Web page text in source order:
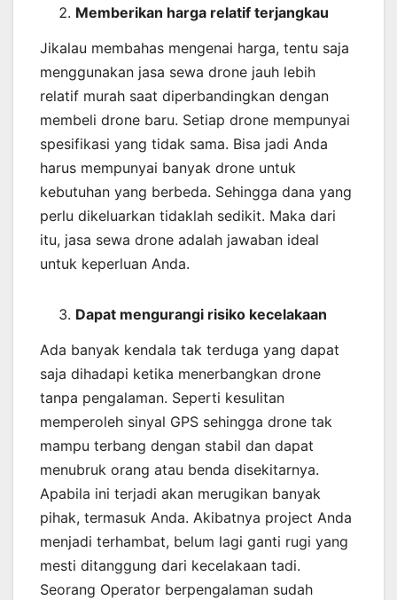
Memberikan harga relatif terjangkau
Jikalau membahas mengenai harga, tentu saja
menggunakan jasa sewa drone jauh lebih
relatif murah saat diperbandingkan dengan
membeli drone baru. Setiap drone mempunyai
spesifikasi yang tidak sama. Bisa jadi Anda
harus mempunyai banyak drone untuk
kebutuhan yang berbeda. Sehingga dana yang
perlu dikeluarkan tidaklah sedikit. Maka dari
itu, jasa sewa drone adalah jawaban ideal
untuk keperluan Anda.
Dapat mengurangi risiko kecelakaan
Ada banyak kendala tak terduga yang dapat
saja dihadapi ketika menerbangkan drone
tanpa pengalaman. Seperti kesulitan
memperoleh sinyal GPS sehingga drone tak
mampu terbang dengan stabil dan dapat
menubruk orang atau benda disekitarnya.
Apabila ini terjadi akan merugikan banyak
pihak, termasuk Anda. Akibatnya project Anda
menjadi terhambat, belum lagi ganti rugi yang
mesti ditanggung dari kecelakaan tadi.
Seorang Operator berpengalaman sudah